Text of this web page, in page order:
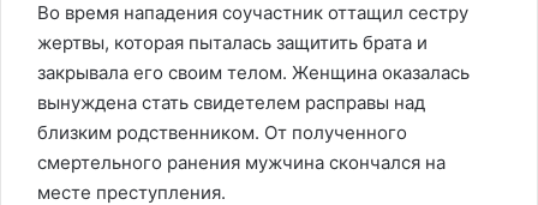
Во время нападения соучастник оттащил сестру
жертвы, которая пыталась защитить брата и
закрывала его своим телом. Женщина оказалась
вынуждена стать свидетелем расправы над
близким родственником. От полученного
смертельного ранения мужчина скончался на
месте преступления.